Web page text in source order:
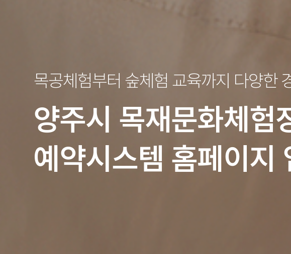
목공체험부터 숲체험 교육까지 다양한
양주시 목재문화체험
예약시스템 홈페이지